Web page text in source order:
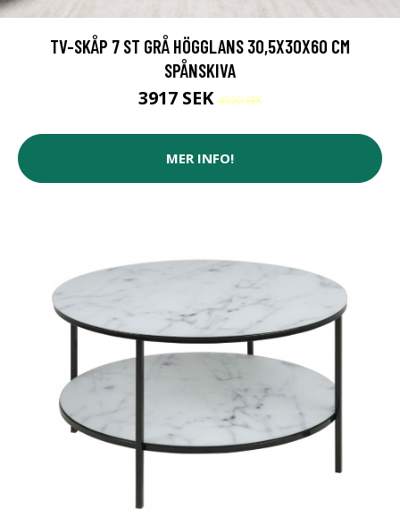
TV-SKÅP 7 ST GRÅ HÖGGLANS 30,5X30X60 CM
SPÅNSKIVA
3917 SEK4520 SEK
MER INFO!